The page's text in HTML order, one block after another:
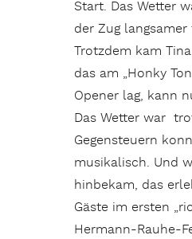
Start. Das Wetter
der Zug
Trotzdem kam
das am „Honky
Opener lag, kann
Das Wetter war
Gegensteuern
musikalisch. Und
hinbekam, das
Gäste im ersten
Hermann-Rauhe-